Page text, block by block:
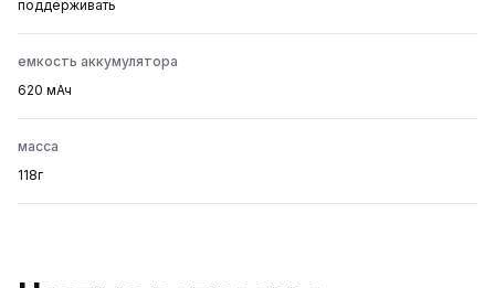
поддерживать
емкость аккумулятора
620 мАч
масса
118г